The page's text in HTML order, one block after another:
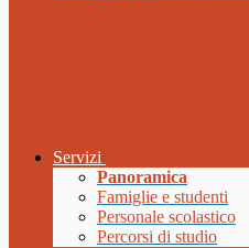
Servizi
Panoramica
Famiglie e studenti
Personale scolastico
Percorsi di studio